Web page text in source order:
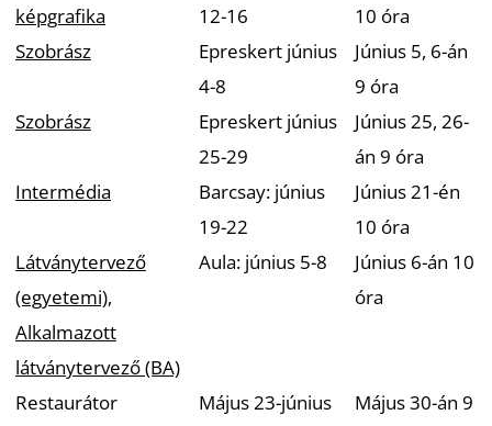
képgrafika
12-16
10 óra
Szobrász
Epreskert június
4-8
Június 5, 6-án
9 óra
Szobrász
Epreskert június
25-29
Június 25, 26-
án 9 óra
Intermédia
Barcsay: június
19-22
Június 21-én
10 óra
Látványtervező
(egyetemi),
Alkalmazott
látványtervező (BA)
Aula: június 5-8
Június 6-án 10
óra
Restaurátor
Május 23-június
Május 30-án 9